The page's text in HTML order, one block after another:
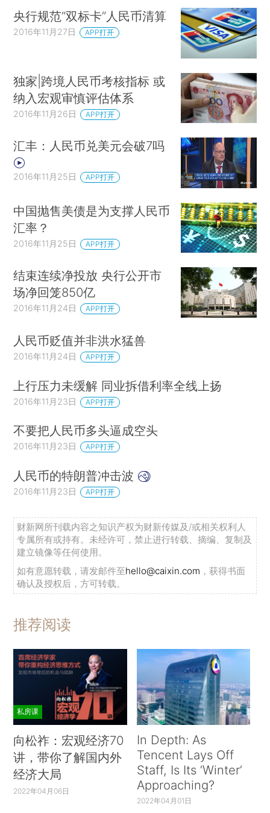
央行规范“双标卡”人民币清算
2016年11月27日 APP打开
独家|跨境人民币考核指标 或
纳入宏观审慎评估体系
2016年11月26日 APP打开
汇丰：人民币兑美元会破7吗
2016年11月25日 APP打开
中国抛售美债是为支撑人民币
汇率？
2016年11月25日 APP打开
结束连续净投放 央行公开市
场净回笼850亿
2016年11月24日 APP打开
人民币贬值并非洪水猛兽
2016年11月24日 APP打开
上行压力未缓解 同业拆借利率全线上扬
2016年11月23日 APP打开
不要把人民币多头逼成空头
2016年11月23日 APP打开
人民币的特朗普冲击波
2016年11月23日 APP打开
财新网所刊载内容之知识产权为财新传媒及/或相关权利人
专属所有或持有。未经许可，禁止进行转载、摘编、复制及
建立镜像等任何使用。
如有意愿转载，请发邮件至hello@caixin.com ，获得书面
确认及授权后，方可转载。
推荐阅读
私房课
向松祚：宏观经济70
讲，带你了解国内外
经济大局
2022年04月06日
In Depth: As
Tencent Lays Off
Staff, Is Its ‘Winter’
Approaching?
2022年04月01日